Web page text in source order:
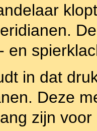
en
in dat
Deze
zijn